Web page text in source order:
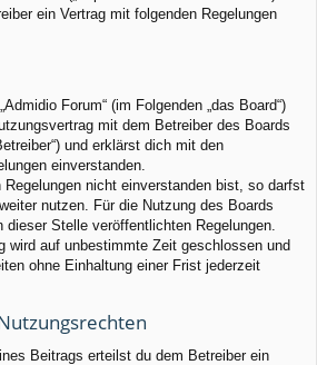
ein Vertrag mit folgenden Regelungen
Forum“ (im Folgenden „das Board“)
mit dem Betreiber des Boards
und erklärst dich mit den
einverstanden.
Regelungen nicht einverstanden bist, so darfst
nutzen. Für die Nutzung des Boards
dieser Stelle veröffentlichten Regelungen.
wird auf unbestimmte Zeit geschlossen und
ohne Einhaltung einer Frist jederzeit
Beitrags erteilst du dem Betreiber ein